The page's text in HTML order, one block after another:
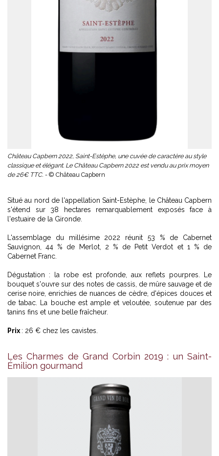
Château Capbern 2022, Saint-Estèphe, une cuvée de caractère au style
classique et élégant. Le Château Capbern 2022 est vendu au prix moyen
de 26€ TTC. - © Château Capbern
Situé au nord de l'appellation Saint-Estèphe, le Château Capbern
s'étend sur 38 hectares remarquablement exposés face à
l'estuaire de la Gironde.
L'assemblage du millésime 2022 réunit 53 % de Cabernet
Sauvignon, 44 % de Merlot, 2 % de Petit Verdot et 1 % de
Cabernet Franc.
Dégustation : la robe est profonde, aux reflets pourpres. Le
bouquet s'ouvre sur des notes de cassis, de mûre sauvage et de
cerise noire, enrichies de nuances de cèdre, d'épices douces et
de tabac. La bouche est ample et veloutée, soutenue par des
tanins fins et une belle fraîcheur.
Prix : 26 € chez les cavistes.
Les Charmes de Grand Corbin 2019 : un Saint-
Émilion gourmand